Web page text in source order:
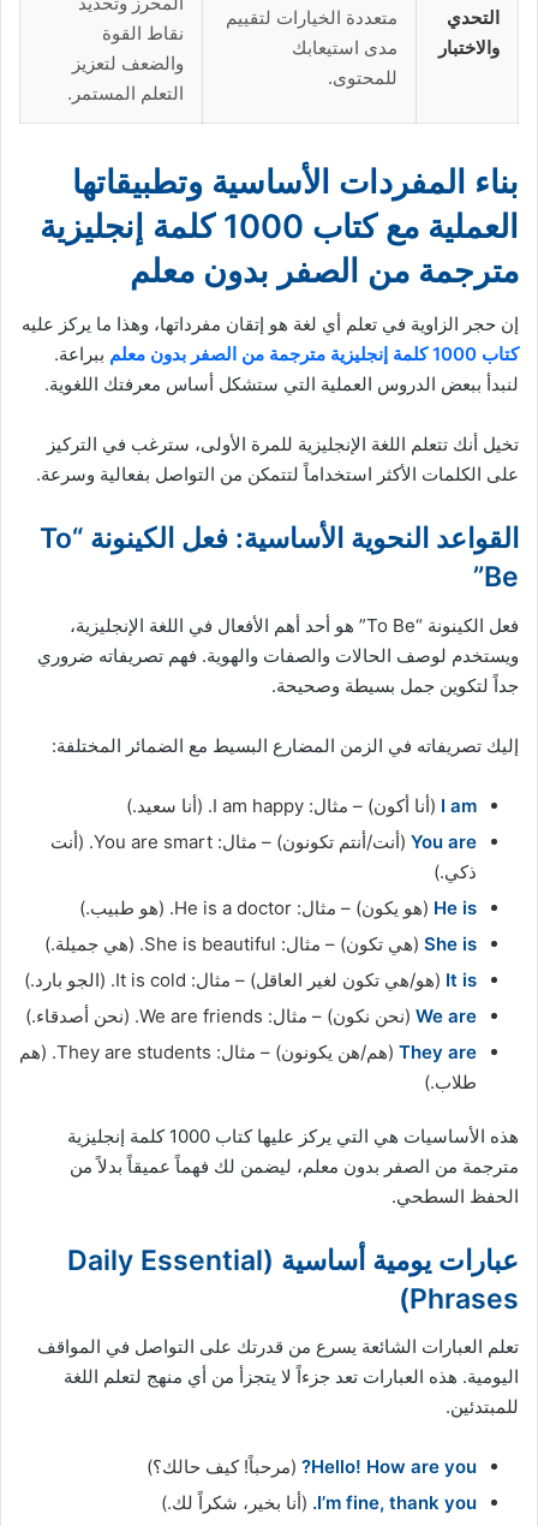
التحدي
والاختبار
متعددة الخيارات لتقييم
مدى استيعابك
للمحتوى.
نقاط القوة
والضعف لتعزيز
التعلم المستمر.
بناء المفردات الأساسية وتطبيقاتها
العملية مع كتاب 1000 كلمة إنجليزية
مترجمة من الصفر بدون معلم
إن حجر الزاوية في تعلم أي لغة هو إتقان مفرداتها، وهذا ما يركز عليه
كتاب 1000 كلمة إنجليزية مترجمة من الصفر بدون معلم
ببراعة.
لنبدأ ببعض الدروس العملية التي ستشكل أساس معرفتك اللغوية.
تخيل أنك تتعلم اللغة الإنجليزية للمرة الأولى، سترغب في التركيز
على الكلمات الأكثر استخداماً لتتمكن من التواصل بفعالية وسرعة.
القواعد النحوية الأساسية: فعل الكينونة “To
Be”
فعل الكينونة “To Be” هو أحد أهم الأفعال في اللغة الإنجليزية،
ويستخدم لوصف الحالات والصفات والهوية. فهم تصريفاته ضروري
جداً لتكوين جمل بسيطة وصحيحة.
إليك تصريفاته في الزمن المضارع البسيط مع الضمائر المختلفة:
I am (أنا أكون) – مثال: I am happy. (أنا سعيد.)
You are
(أنت/أنتم تكونون) – مثال: You are smart. (أنت
ذكي.)
He is (هو يكون) – مثال: He is a doctor. (هو طبيب.)
She is (هي تكون) – مثال: She is beautiful. (هي جميلة.)
It is (هو/هي تكون لغير العاقل) – مثال: It is cold. (الجو بارد.)
We are (نحن نكون) – مثال: We are friends. (نحن أصدقاء.)
They are
(هم/هن يكونون) – مثال: They are students. (هم
طلاب.)
هذه الأساسيات هي التي يركز عليها كتاب 1000 كلمة إنجليزية
مترجمة من الصفر بدون معلم، ليضمن لك فهماً عميقاً بدلاً من
الحفظ السطحي.
عبارات يومية أساسية (Daily Essential
Phrases)
تعلم العبارات الشائعة يسرع من قدرتك على التواصل في المواقف
اليومية. هذه العبارات تعد جزءاً لا يتجزأ من أي منهج لتعلم اللغة
للمبتدئين.
Hello! How are you?
(مرحباً! كيف حالك؟)
I’m fine, thank you. (أنا بخير، شكراً لك.)